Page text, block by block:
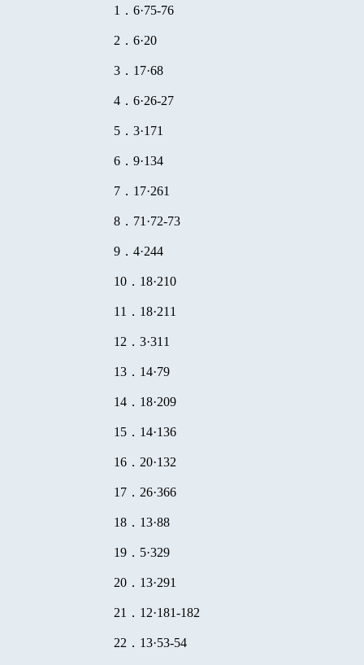
1 ． 6·75-76
2 ． 6·20
3 ． 17·68
4 ． 6·26-27
5 ． 3·171
6 ． 9·134
7 ． 17·261
8 ． 71 ·72-73
9 ． 4·244
10 ． 18·210
11 ． 18·211
12 ． 3·311
13 ． 14·79
14 ． 18·209
15 ． 14·136
16 ． 20·132
17 ． 26·366
18 ． 13·88
19 ． 5·329
20 ． 13·291
21 ． 12·181-182
22 ． 13·53-54